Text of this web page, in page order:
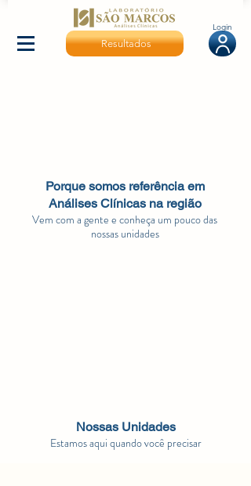
Resultados
Login
Porque somos referência em
Análises Clínicas na região
Vem com a gente e conheça um pouco das
nossas unidades
Nossas Unidades
Estamos aqui quando você precisar